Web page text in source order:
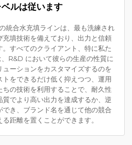
ルは従います
統合水充填ラインは、最も洗練され
充填技術を備えており、出力と信頼
すべてのクライアント、特に私た
R&D において彼らの生産の性質に
ューションをカスタマイズするのを
をできるだけ低く抑えつつ、運用
の技術を利用することで、耐久性
質でより高い出力を達成するか、逆
でき、ブランド名を通じて他の競合
距離を置くことができます。